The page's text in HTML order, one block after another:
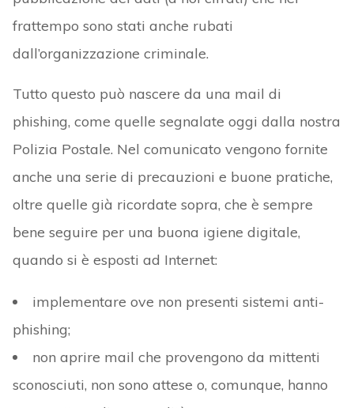
frattempo sono stati anche rubati
dall’organizzazione criminale.
Tutto questo può nascere da una mail di
phishing, come quelle segnalate oggi dalla nostra
Polizia Postale. Nel comunicato vengono fornite
anche una serie di precauzioni e buone pratiche,
oltre quelle già ricordate sopra, che è sempre
bene seguire per una buona igiene digitale,
quando si è esposti ad Internet:
implementare ove non presenti sistemi anti-
phishing;
non aprire mail che provengono da mittenti
sconosciuti, non sono attese o, comunque, hanno